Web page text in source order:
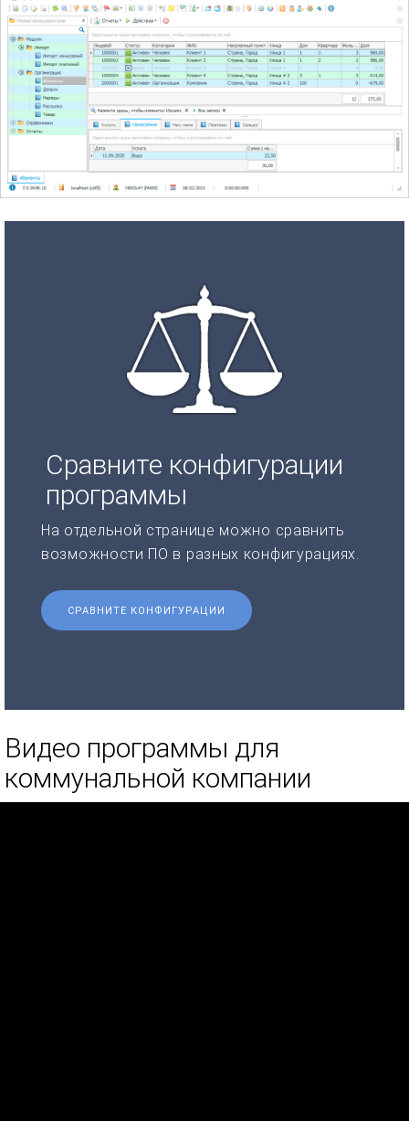
Сравните конфигурации
программы
На отдельной странице можно сравнить
возможности ПО в разных конфигурациях.
СРАВНИТЕ КОНФИГУРАЦИИ
Видео программы для
коммунальной компании